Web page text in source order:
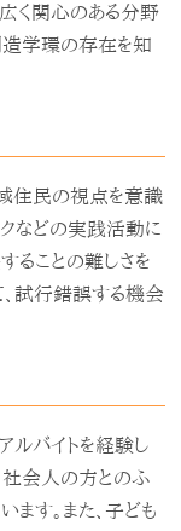
く関心のある分野
造学環の存在を知
住民の視点を意識
クなどの実践活動に
ることの難しさを
試行錯誤する機会
ルバイトを経験し
社会人の方とのふ
す。また、子ども